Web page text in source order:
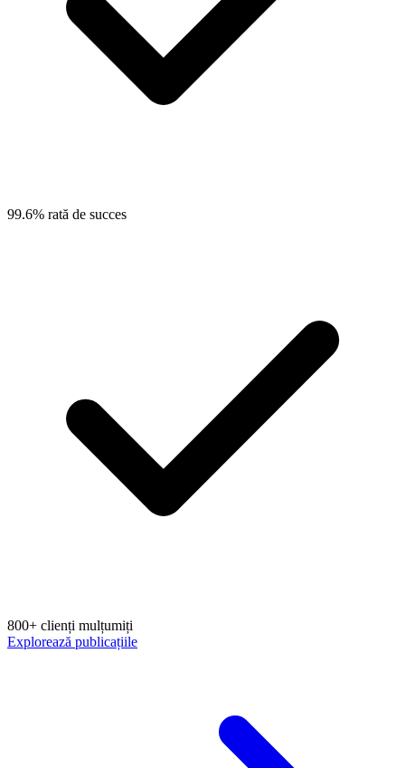
99.6% rată de succes
800+ clienți mulțumiți
Explorează publicațiile